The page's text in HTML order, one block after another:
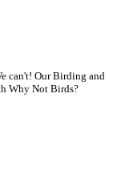
can't! Our Birding and
Why Not Birds?